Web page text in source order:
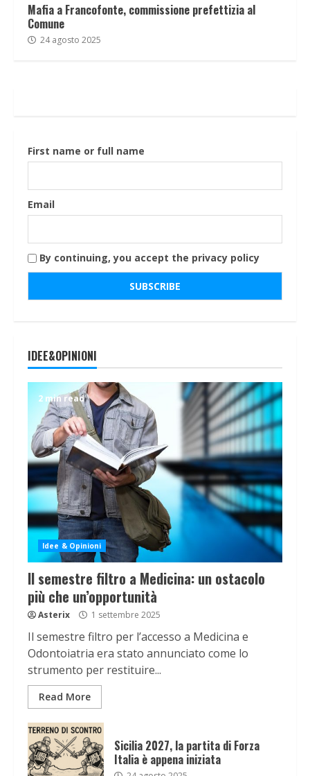
Mafia a Francofonte, commissione prefettizia al
Comune
24 agosto 2025
First name or full name
Email
By continuing, you accept the privacy policy
IDEE&OPINIONI
2 min read
Idee & Opinioni
Il semestre filtro a Medicina: un ostacolo
più che un’opportunità
Asterix 1 settembre 2025
Il semestre filtro per l’accesso a Medicina e
Odontoiatria era stato annunciato come lo
strumento per restituire...
Read More
Sicilia 2027, la partita di Forza
Italia è appena iniziata